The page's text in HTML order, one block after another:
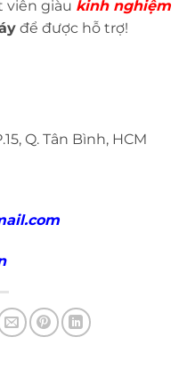
viên giàu kinh nghiệm
để được hỗ trợ!
Q. Tân Bình, HCM